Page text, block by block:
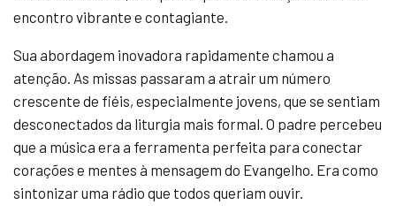
encontro vibrante e contagiante.
Sua abordagem inovadora rapidamente chamou a
atenção. As missas passaram a atrair um número
crescente de fiéis, especialmente jovens, que se sentiam
desconectados da liturgia mais formal. O padre percebeu
que a música era a ferramenta perfeita para conectar
corações e mentes à mensagem do Evangelho. Era como
sintonizar uma rádio que todos queriam ouvir.